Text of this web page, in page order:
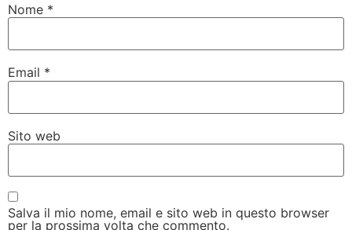
Nome *
Email *
Sito web
Salva il mio nome, email e sito web in questo browser
per la prossima volta che commento.